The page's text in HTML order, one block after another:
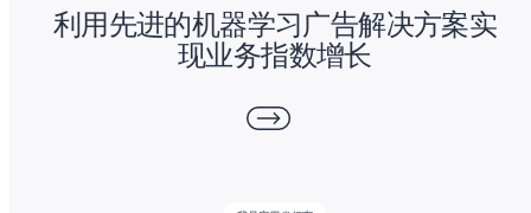
利用先进的机器学习广告解决方案实
现业务指数增长